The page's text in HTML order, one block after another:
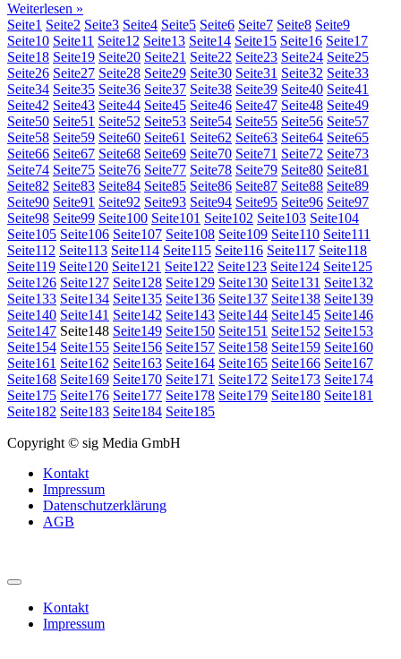
Weiterlesen »
Seite1 Seite2 Seite3 Seite4 Seite5 Seite6 Seite7 Seite8 Seite9
Seite10 Seite11 Seite12 Seite13 Seite14 Seite15 Seite16 Seite17
Seite18 Seite19 Seite20 Seite21 Seite22 Seite23 Seite24 Seite25
Seite26 Seite27 Seite28 Seite29 Seite30 Seite31 Seite32 Seite33
Seite34 Seite35 Seite36 Seite37 Seite38 Seite39 Seite40 Seite41
Seite42 Seite43 Seite44 Seite45 Seite46 Seite47 Seite48 Seite49
Seite50 Seite51 Seite52 Seite53 Seite54 Seite55 Seite56 Seite57
Seite58 Seite59 Seite60 Seite61 Seite62 Seite63 Seite64 Seite65
Seite66 Seite67 Seite68 Seite69 Seite70 Seite71 Seite72 Seite73
Seite74 Seite75 Seite76 Seite77 Seite78 Seite79 Seite80 Seite81
Seite82 Seite83 Seite84 Seite85 Seite86 Seite87 Seite88 Seite89
Seite90 Seite91 Seite92 Seite93 Seite94 Seite95 Seite96 Seite97
Seite98 Seite99 Seite100 Seite101 Seite102 Seite103 Seite104
Seite105 Seite106 Seite107 Seite108 Seite109 Seite110 Seite111
Seite112 Seite113 Seite114 Seite115 Seite116 Seite117 Seite118
Seite119 Seite120 Seite121 Seite122 Seite123 Seite124 Seite125
Seite126 Seite127 Seite128 Seite129 Seite130 Seite131 Seite132
Seite133 Seite134 Seite135 Seite136 Seite137 Seite138 Seite139
Seite140 Seite141 Seite142 Seite143 Seite144 Seite145 Seite146
Seite147 Seite148 Seite149 Seite150 Seite151 Seite152 Seite153
Seite154 Seite155 Seite156 Seite157 Seite158 Seite159 Seite160
Seite161 Seite162 Seite163 Seite164 Seite165 Seite166 Seite167
Seite168 Seite169 Seite170 Seite171 Seite172 Seite173 Seite174
Seite175 Seite176 Seite177 Seite178 Seite179 Seite180 Seite181
Seite182 Seite183 Seite184 Seite185
Copyright © sig Media GmbH
Kontakt
Impressum
Datenschutzerklärung
AGB
Kontakt
Impressum